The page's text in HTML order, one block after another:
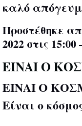
καλό
Προστέθηκε
2022 στις
ΕΙΝΑΙ Ο
ΕΙΝΑΙ Ο
Είναι ο